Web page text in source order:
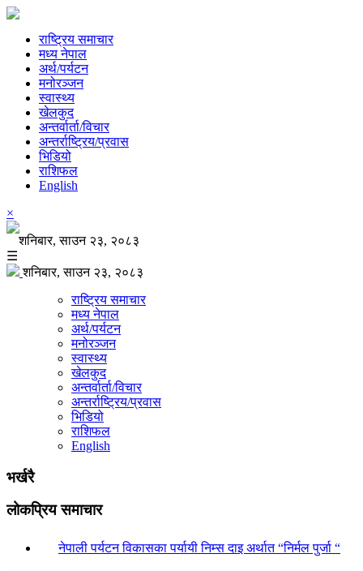
राष्ट्रिय समाचार
मध्य नेपाल
अर्थ/पर्यटन
मनोरञ्जन
स्वास्थ्य
खेलकुद
अन्तर्वार्ता/विचार
अन्तर्राष्ट्रिय/प्रवास
भिडियो
राशिफल
English
×
शनिबार, साउन २३, २०८३
☰
शनिबार, साउन २३, २०८३
राष्ट्रिय समाचार
मध्य नेपाल
अर्थ/पर्यटन
मनोरञ्जन
स्वास्थ्य
खेलकुद
अन्तर्वार्ता/विचार
अन्तर्राष्ट्रिय/प्रवास
भिडियो
राशिफल
English
भर्खरै
लोकप्रिय समाचार
नेपाली पर्यटन विकासका पर्यायी निम्स दाइ अर्थात “निर्मल पुर्जा “